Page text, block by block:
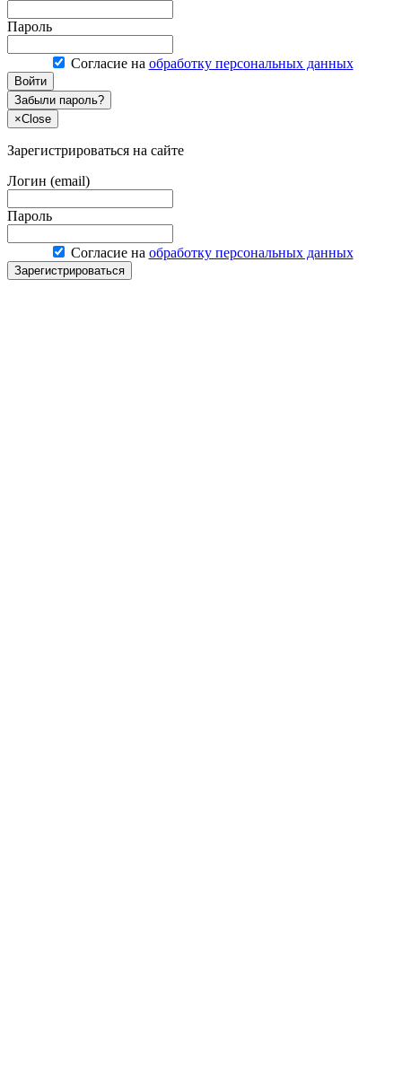
Пароль
Согласие на обработку персональных данных
Войти
Забыли пароль?
×Close
Зарегистрироваться на сайте
Логин (email)
Пароль
Согласие на обработку персональных данных
Зарегистрироваться